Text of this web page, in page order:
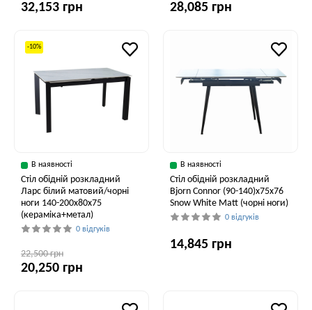
32,153 грн 28,085 грн
-10%
В наявності
Стіл обідній розкладний
Ларс білий матовий/чорні
ноги 140-200x80x75
(кераміка+метал)
0 відгуків
22,500 грн
20,250 грн
В наявності
Стіл обідній розкладний
Bjorn Connor (90-140)х75х76
Snow White Matt (чорні ноги)
0 відгуків
14,845 грн